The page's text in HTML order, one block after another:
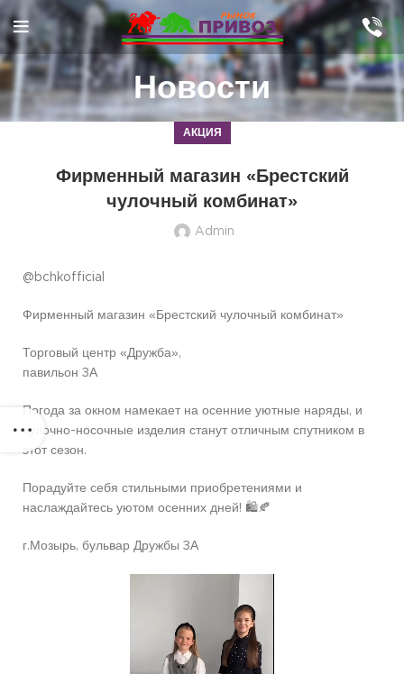
Новости
АКЦИЯ
Фирменный магазин «Брестский
чулочный комбинат»
Admin
@bchkofficial
Фирменный магазин «Брестский чулочный комбинат»
Торговый центр «Дружба»,
павильон 3А
Погода за окном намекает на осенние уютные наряды, и
чулочно-носочные изделия станут отличным спутником в
этот сезон.
Порадуйте себя стильными приобретениями и
наслаждайтесь уютом осенних дней! 🛍🍂
г.Мозырь, бульвар Дружбы 3А